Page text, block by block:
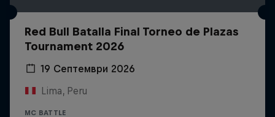
Red Bull Batalla Final Torneo de Plazas
Tournament 2026
19 Септември 2026
Lima, Peru
MC BATTLE